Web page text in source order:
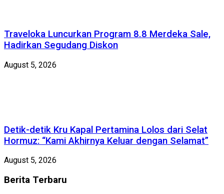
Traveloka Luncurkan Program 8.8 Merdeka Sale,
Hadirkan Segudang Diskon
August 5, 2026
Detik-detik Kru Kapal Pertamina Lolos dari Selat
Hormuz: “Kami Akhirnya Keluar dengan Selamat”
August 5, 2026
Berita Terbaru